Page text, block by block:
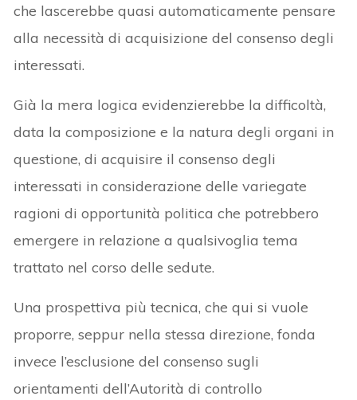
che lascerebbe quasi automaticamente pensare
alla necessità di acquisizione del consenso degli
interessati.
Già la mera logica evidenzierebbe la difficoltà,
data la composizione e la natura degli organi in
questione, di acquisire il consenso degli
interessati in considerazione delle variegate
ragioni di opportunità politica che potrebbero
emergere in relazione a qualsivoglia tema
trattato nel corso delle sedute.
Una prospettiva più tecnica, che qui si vuole
proporre, seppur nella stessa direzione, fonda
invece l’esclusione del consenso sugli
orientamenti dell’Autorità di controllo